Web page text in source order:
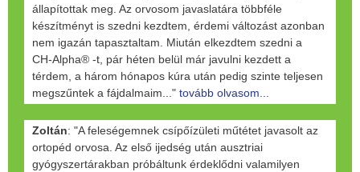
állapítottak meg. Az orvosom javaslatára többféle
készítményt is szedni kezdtem, érdemi változást azonban
nem igazán tapasztaltam. Miután elkezdtem szedni a
CH-Alpha® -t, pár héten belül már javulni kezdett a
térdem, a három hónapos kúra után pedig szinte teljesen
megszűntek a fájdalmaim..." tovább olvasom...
Zoltán: "A feleségemnek csípőízületi műtétet javasolt az
ortopéd orvosa. Az első ijedség után ausztriai
gyógyszertárakban próbáltunk érdeklődni valamilyen